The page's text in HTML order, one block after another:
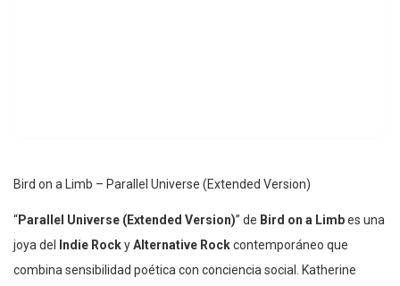
Bird on a Limb – Parallel Universe (Extended Version)
“Parallel Universe (Extended Version)” de Bird on a Limbes una
joya del
Indie RockyAlternative Rockcontemporáneo que
combina sensibilidad poética con conciencia social. Katherine